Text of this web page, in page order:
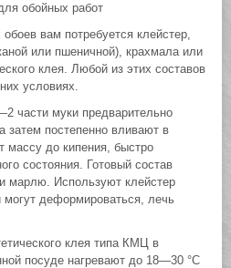
обойных работ
вам потребуется клейстер,
или пшеничной), крахмала или
клея. Любой из этих составов
условиях.
части муки предварительно
затем постепенно вливают в
массу до кипения, быстро
состояния. Готовый состав
марлю. Используют клейстер
могут деформироваться, лечь
клея типа КМЦ в
посуде нагревают до 18—30 °С